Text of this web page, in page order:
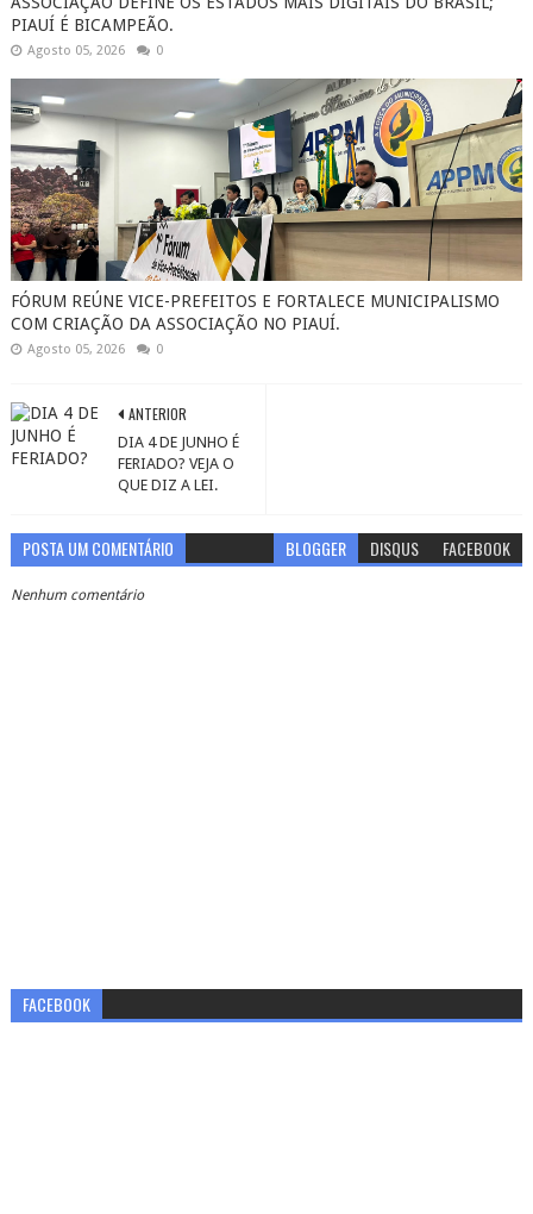
PIAUÍ É BICAMPEÃO.
Agosto 05, 2026 0
FÓRUM REÚNE VICE-PREFEITOS E FORTALECE MUNICIPALISMO
COM CRIAÇÃO DA ASSOCIAÇÃO NO PIAUÍ.
Agosto 05, 2026 0
ANTERIOR
DIA 4 DE JUNHO É
FERIADO? VEJA O
QUE DIZ A LEI.
POSTA UM COMENTÁRIO BLOGGER DISQUS FACEBOOK
Nenhum comentário
FACEBOOK